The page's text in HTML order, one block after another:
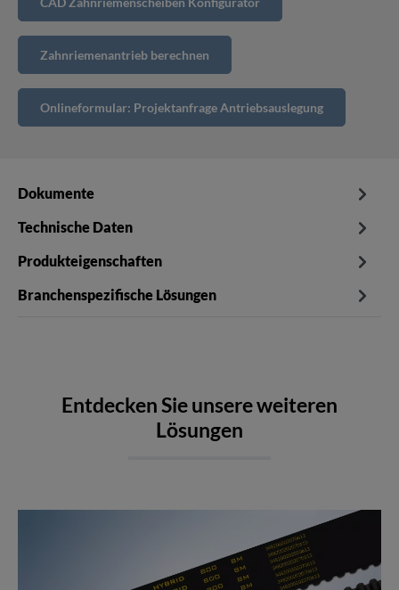
Zahnriemenantrieb berechnen
Onlineformular: Projektanfrage Antriebsauslegung
Dokumente
Technische Daten
Produkteigenschaften
Branchenspezifische Lösungen
Entdecken Sie unsere weiteren
Lösungen